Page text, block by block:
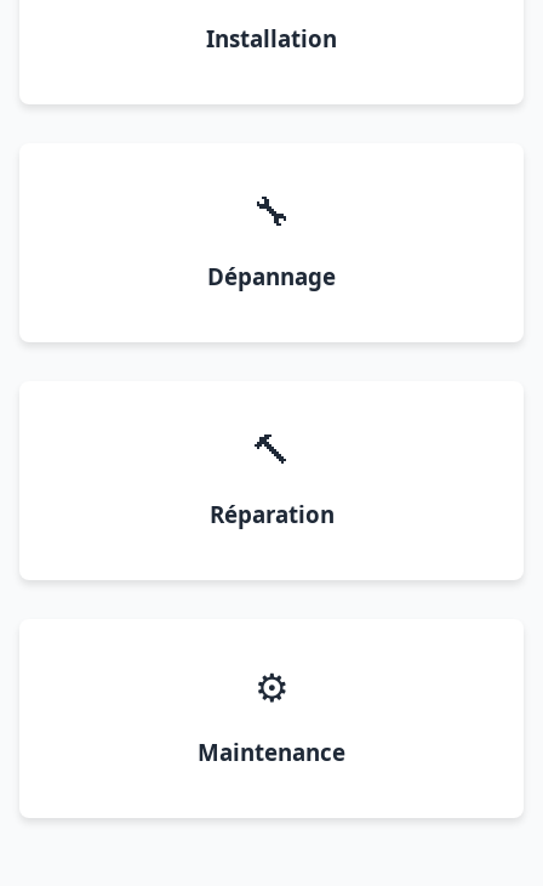
Installation
🔧
Dépannage
🔨
Réparation
⚙️
Maintenance